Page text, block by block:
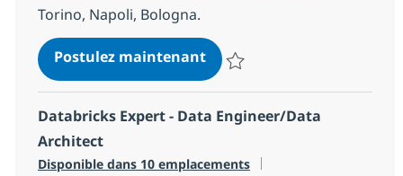
Torino, Napoli, Bologna.
Postulez maintenantBack-end Java Technical
Databricks Expert - Data Engineer/Data
Architect
Disponible dans 10 emplacements